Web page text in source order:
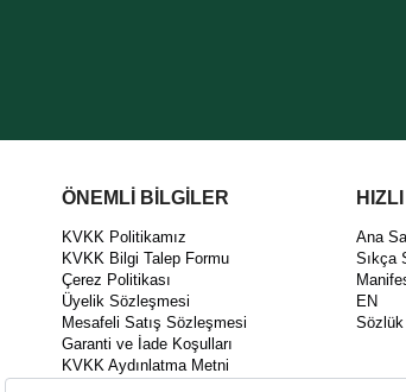
ÖNEMLİ BİLGİLER
KVKK Politikamız
KVKK Bilgi Talep Formu
Çerez Politikası
Üyelik Sözleşmesi
Mesafeli Satış Sözleşmesi
Garanti ve İade Koşulları
KVKK Aydınlatma Metni
Ana
Sıkça
EN
Sözlük